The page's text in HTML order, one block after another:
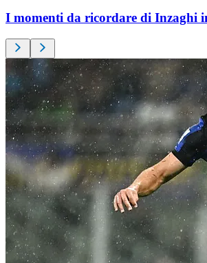
I momenti da ricordare di Inzaghi